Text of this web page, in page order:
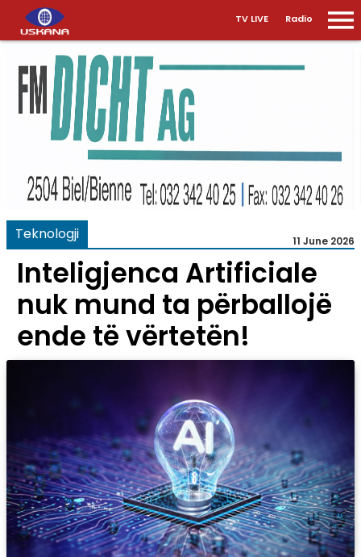
TV LIVE Radio
Teknologji 11 June 2026
Inteligjenca Artificiale
nuk mund ta përballojë
ende të vërtetën!